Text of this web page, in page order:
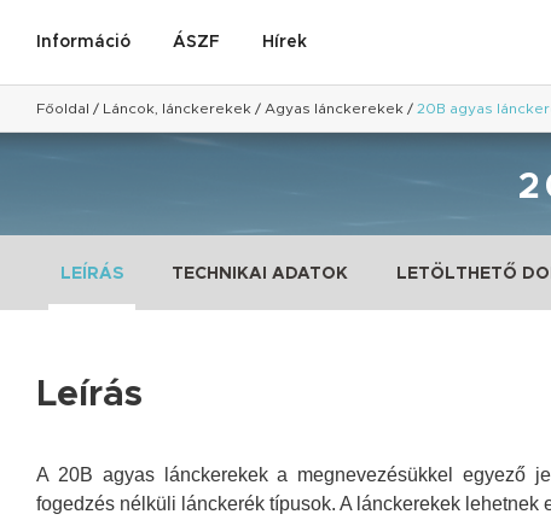
Információ ÁSZF Hírek
Főoldal / Láncok, lánckerekek / Agyas lánckerekek / 20B agyas
LEÍRÁS TECHNIKAI ADATOK LETÖLTHETŐ
Leírás
A 20B agyas lánckerekek a megnevezésükkel egyező
fogedzés nélküli lánckerék típusok. A lánckerekek lehetnek